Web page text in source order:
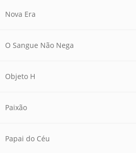
Nova Era
O Sangue Não Nega
Objeto H
Paixão
Papai do Céu